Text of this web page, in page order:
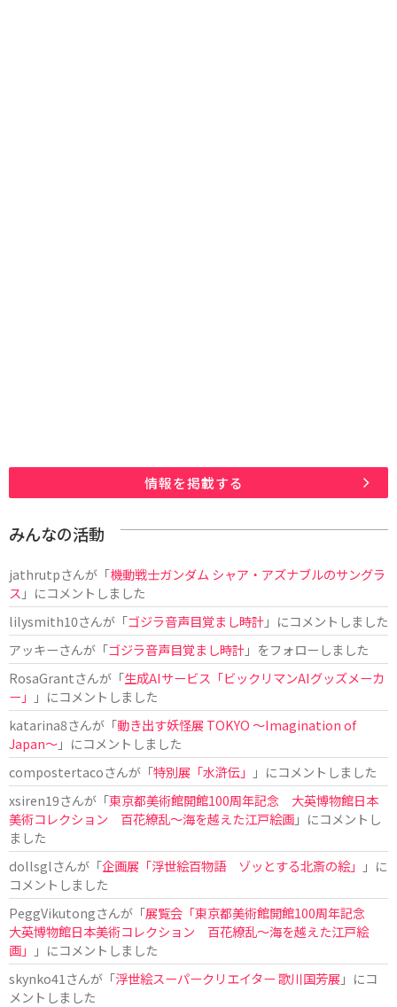
情報を掲載する
みんなの活動
jathrutpさんが「機動戦士ガンダム シャア・アズナブルのサングラ
ス 」にコメントしました
lilysmith10さんが「ゴジラ音声目覚まし時計」にコメントしました
アッキーさんが「ゴジラ音声目覚まし時計」をフォローしました
RosaGrantさんが「生成AIサービス「ビックリマンAIグッズメーカ
ー」
」にコメントしました
katarina8さんが「動き出す妖怪展 TOKYO 〜Imagination of
Japan〜」にコメントしました
compostertacoさんが「特別展「水滸伝」
」にコメントしました
xsiren19さんが「東京都美術館開館100周年記念 大英博物館日本
美術コレクション 百花繚乱～海を越えた江戸絵画」にコメントし
ました
dollsglさんが「企画展「浮世絵百物語 ゾッとする北斎の絵」
」に
コメントしました
PeggVikutongさんが「展覧会「東京都美術館開館100周年記念
大英博物館日本美術コレクション 百花繚乱〜海を越えた江戸絵
画」
」にコメントしました
skynko41 さんが「浮世絵スーパークリエイター 歌川国芳展 」にコ
メントしました